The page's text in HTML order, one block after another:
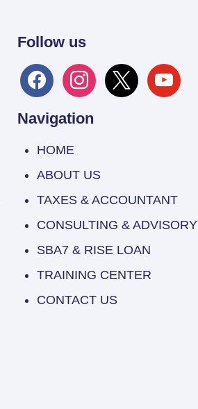
Follow us
facebookinstagram
x youtube
Navigation
HOME
ABOUT US
TAXES & ACCOUNTANT
CONSULTING & ADVISORY
SBA7 & RISE LOAN
TRAINING CENTER
CONTACT US